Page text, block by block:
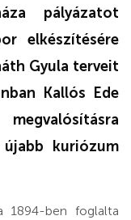
pályázatot
elkészítésére
Gyula terveit
Kallós Ede
kuriózum
1894-ben foglalta